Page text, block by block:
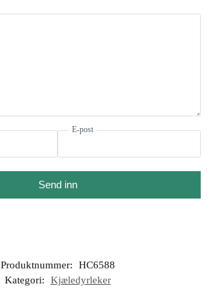
E-post
Send inn
Produktnummer:
HC6588
Kategori:
Kjæledyrleker